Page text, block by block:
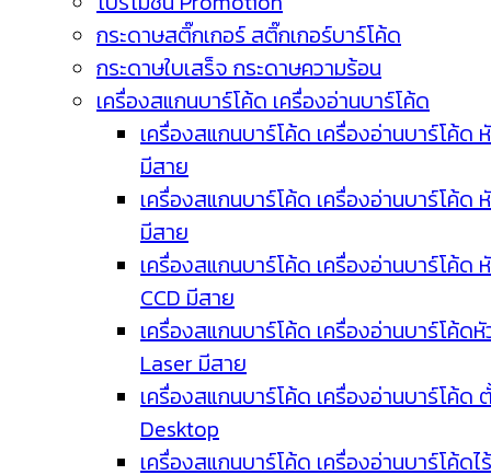
กระดาษสติ๊กเกอร์ สติ๊กเกอร์บาร์โค้ด
กระดาษใบเสร็จ กระดาษความร้อน
เครื่องสแกนบาร์โค้ด เครื่องอ่านบาร์โค้ด
เครื่องสแกนบาร์โค้ด เครื่องอ่านบาร์โค้ด
มีสาย
เครื่องสแกนบาร์โค้ด เครื่องอ่านบาร์โค้ด
มีสาย
เครื่องสแกนบาร์โค้ด เครื่องอ่านบาร์โค้ด
CCD มีสาย
เครื่องสแกนบาร์โค้ด เครื่องอ่านบาร์โค้ด
Laser มีสาย
เครื่องสแกนบาร์โค้ด เครื่องอ่านบาร์โค้ด
Desktop
เครื่องสแกนบาร์โค้ด เครื่องอ่านบาร์โค้ดไ